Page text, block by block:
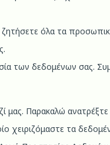
όλα τα
των δεδομένων σας.
μας. Παρακαλώ
τα